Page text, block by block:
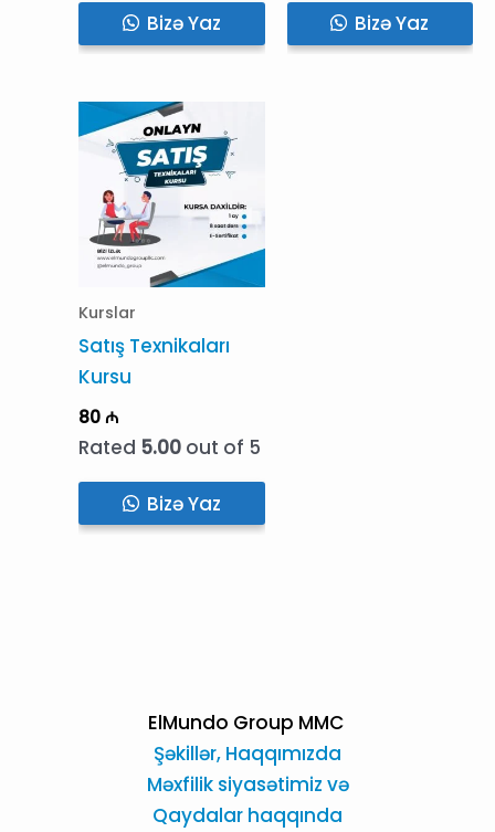
Bizə Yaz Bizə Yaz
Kurslar
Satış Texnikaları
Kursu
80₼
Rated 5.00 out of 5
Bizə Yaz
ElMundo Group MMC
Şəkillər, Haqqımızda
Məxfilik siyasətimiz və
Qaydalar haqqında